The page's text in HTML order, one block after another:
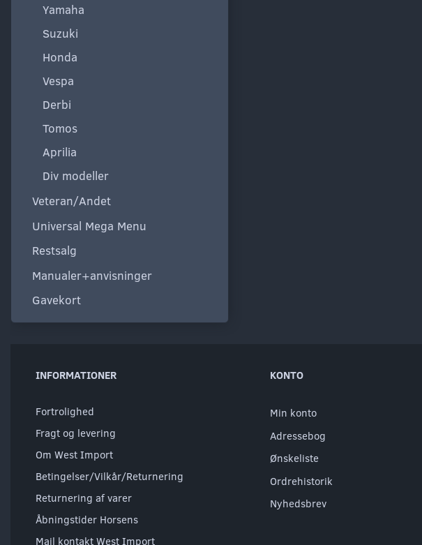
Yamaha
Suzuki
Honda
Vespa
Derbi
Tomos
Aprilia
Div modeller
Veteran/Andet
Universal Mega Menu
Restsalg
Manualer+anvisninger
Gavekort
INFORMATIONER
Fortrolighed
Fragt og levering
Om West Import
Betingelser/Vilkår/Returnering
Returnering af varer
Åbningstider Horsens
Mail kontakt West Import
KONTO
Min konto
Adressebog
Ønskeliste
Ordrehistorik
Nyhedsbrev